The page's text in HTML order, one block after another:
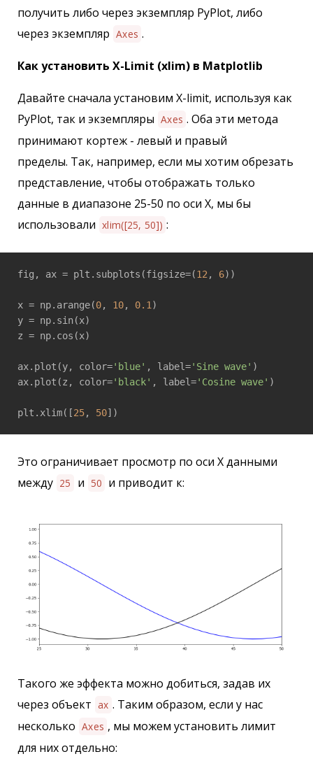
получить либо через экземпляр PyPlot, либо
через экземпляр Axes .
Как установить X-Limit (xlim) в Matplotlib
Давайте сначала установим X-limit, используя как
PyPlot, так и экземпляры Axes . Оба эти метода
принимают кортеж - левый и правый
пределы. Так, например, если мы хотим обрезать
представление, чтобы отображать только
данные в диапазоне 25-50 по оси X, мы бы
использовали xlim([25, 50]) :
fig, ax = plt.subplots(figsize=(12, 6))
x = np.arange(0, 10, 0.1)
y = np.sin(x)
z = np.cos(x)
ax.plot(y, color='blue' , label='Sine wave' )
ax.plot(z, color='black' , label='Cosine wave' )
plt.xlim([25, 50
Это ограничивает просмотр по оси X данными
между 25 и 50 и приводит к:
Такого же эффекта можно добиться, задав их
через объект ax . Таким образом, если у нас
несколько Axes , мы можем установить лимит
для них отдельно: